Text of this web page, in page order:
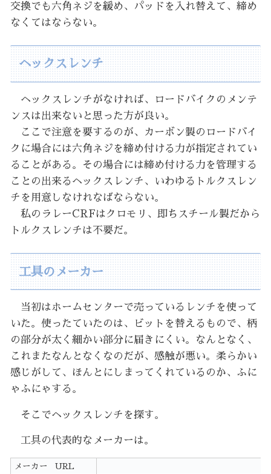
交換でも六角ネジを緩め、パッドを入れ替えて、締め
なくてはならない。
ヘックスレンチ
ヘックスレンチがなければ、ロードバイクのメンテ
ンスは出来ないと思った方が良い。
ここで注意を要するのが、カーボン製のロードバイ
クに場合には六角ネジを締め付ける力が指定されてい
ることがある。その場合には締め付ける力を管理する
ことの出来るヘックスレンチ、いわゆるトルクスレン
チを用意しなけれなばならない。
私のラレーCRFはクロモリ、即ちスチール製だから
トルクスレンチは不要だ。
工具のメーカー
当初はホームセンターで売っているレンチを使って
いた。使ったていたのは、ビットを替えるもので、柄
の部分が太く細かい部分に届きにくい。なんとなく、
これまたなんとなくなのだが、感触が悪い。柔らかい
感じがして、ほんとにしまってくれているのか、ふに
ゃふにゃする。
そこでヘックスレンチを探す。
工具の代表的なメーカーは。
メーカー URL